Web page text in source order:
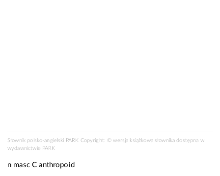
Słownik polsko-angielski PARK Copyright: © wersja książkowa słownika dostępna w
wydawnictwie PARK
n masc C anthropoid